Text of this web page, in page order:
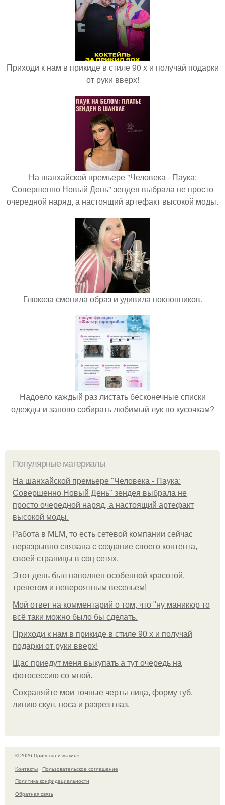
Приходи к нам в прикиде в стиле 90 х и получай подарки
от руки вверх!
На шанхайской премьере "Человека - Паука:
Совершенно Новый День" зендея выбрала не просто
очередной наряд, а настоящий артефакт высокой моды.
Глюкоза сменила образ и удивила поклонников.
Надоело каждый раз листать бесконечные списки
одежды и заново собирать любимый лук по кусочкам?
Популярные материалы
На шанхайской премьере "Человека - Паука:
Совершенно Новый День" зендея выбрала не
просто очередной наряд, а настоящий артефакт
высокой моды.
Работа в MLM, то есть сетевой компании сейчас
неразрывно связана с создание своего контента,
своей страницы в соц сетях.
Этот день был наполнен особенной красотой,
трепетом и невероятным весельем!
Мой ответ на комментарий о том, что "ну маникюр то
всё таки можно было бы сделать.
Приходи к нам в прикиде в стиле 90 х и получай
подарки от руки вверх!
Щас приедут меня выкупать а тут очередь на
фотосессию со мной.
Сохраняйте мои точные черты лица, форму губ,
линию скул, носа и разрез глаз.
© 2026 Прическа и макияж
Контакты
Пользовательское соглашение
Политика конфидециальности
Обратная связь